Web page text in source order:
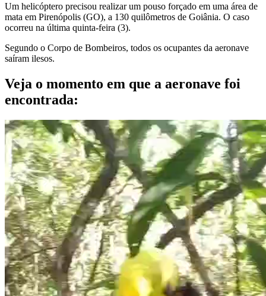
Um helicóptero precisou realizar um pouso forçado em uma área de
mata em Pirenópolis (GO), a 130 quilômetros de Goiânia. O caso
ocorreu na última quinta-feira (3).
Segundo o Corpo de Bombeiros, todos os ocupantes da aeronave
saíram ilesos.
Veja o momento em que a aeronave foi
encontrada: